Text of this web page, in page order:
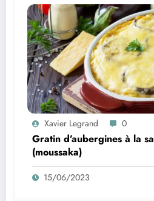
Xavier Legrand 0
Gratin d’aubergines à la
(moussaka)
15/06/2023